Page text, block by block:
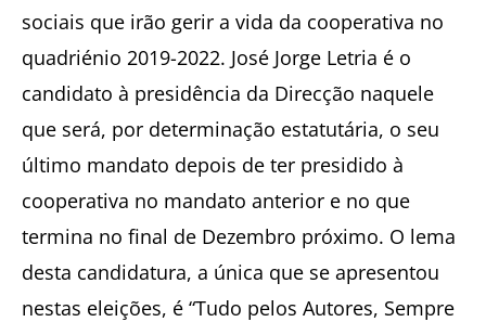
sociais que irão gerir a vida da cooperativa no
quadriénio 2019-2022. José Jorge Letria é o
candidato à presidência da Direcção naquele
que será, por determinação estatutária, o seu
último mandato depois de ter presidido à
cooperativa no mandato anterior e no que
termina no final de Dezembro próximo. O lema
desta candidatura, a única que se apresentou
nestas eleições, é “Tudo pelos Autores, Sempre